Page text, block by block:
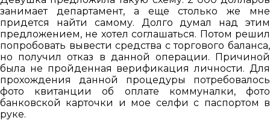
занимает департамент, а еще столько же мне
придется найти самому. Долго думал над этим
предложением, не хотел соглашаться. Потом решил
попробовать вывести средства с торгового баланса,
но получил отказ в данной операции. Причиной
была не пройденная верификация личности. Для
прохождения данной процедуры потребовалось
фото квитанции об оплате коммуналки, фото
банковской карточки и мое селфи с паспортом в
руке.